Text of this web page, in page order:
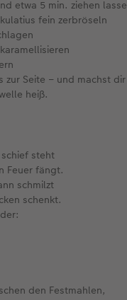
etwa 5 min. ziehen
fein zerbröseln
Seite – und machst dir
heiß.
steht
Feuer fängt.
schmilzt
schenkt.
den Festmahlen,